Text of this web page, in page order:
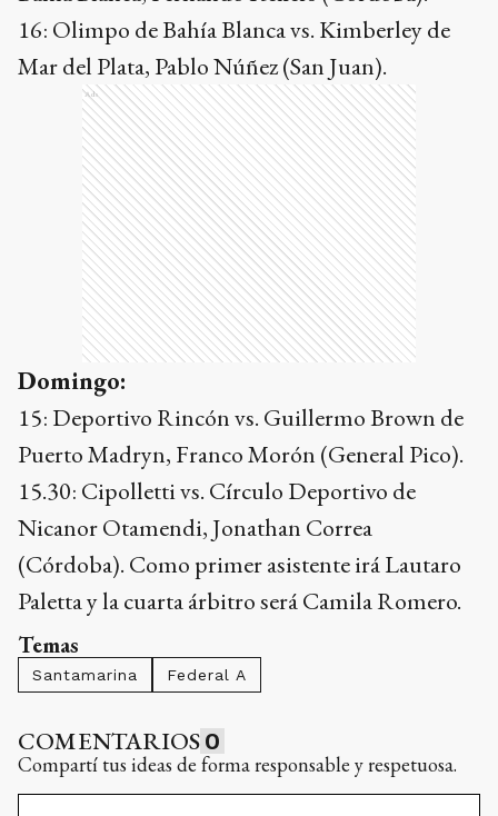
16: Olimpo de Bahía Blanca vs. Kimberley de
Mar del Plata, Pablo Núñez (San Juan).
Ads
Domingo:
15: Deportivo Rincón vs. Guillermo Brown de
Puerto Madryn, Franco Morón (General Pico).
15.30: Cipolletti vs. Círculo Deportivo de
Nicanor Otamendi, Jonathan Correa
(Córdoba). Como primer asistente irá Lautaro
Paletta y la cuarta árbitro será Camila Romero.
Temas
Santamarina Federal A
COMENTARIOS 0
Compartí tus ideas de forma responsable y respetuosa.